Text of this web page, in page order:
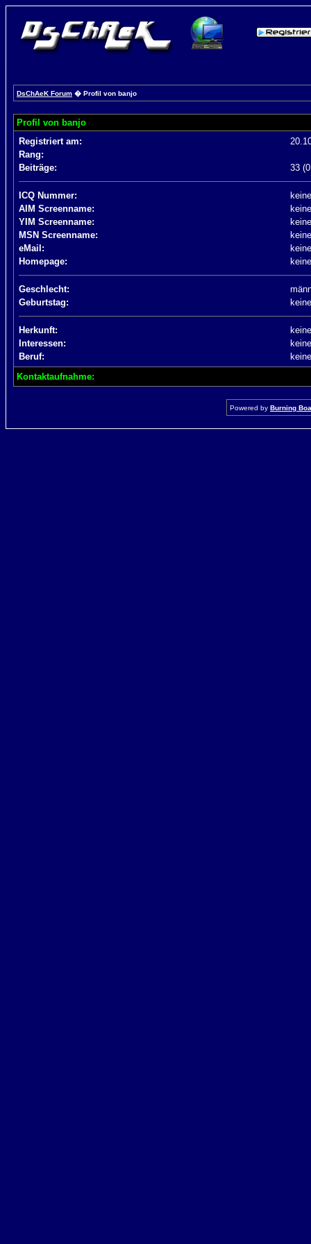
DsChAeK Forum � Profil von banjo
Profil von banjo
Registriert am:
Rang:
Beiträge:
33
ICQ Nummer:
AIM Screenname:
YIM Screenname:
MSN Screenname:
eMail:
Homepage:
Geschlecht:
Geburtstag:
Herkunft:
Interessen:
Beruf:
Kontaktaufnahme:
Powered by Burning